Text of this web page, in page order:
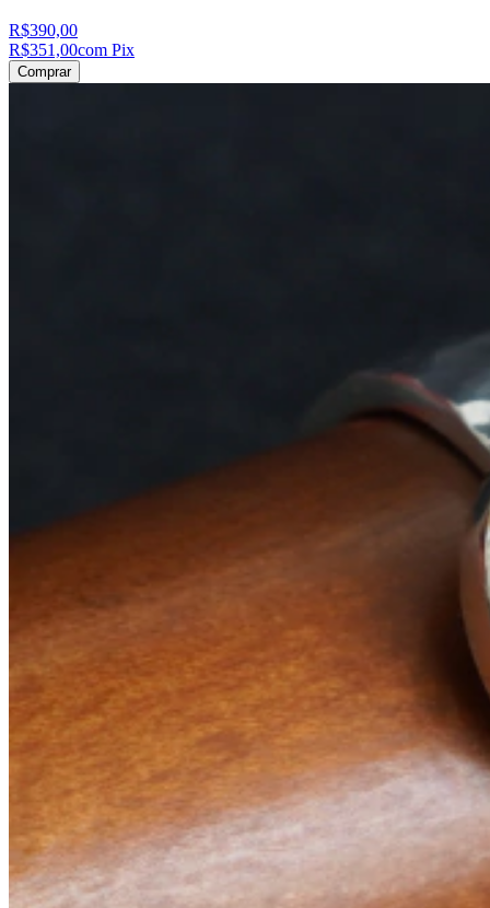
R$390,00
R$351,00com Pix
Comprar